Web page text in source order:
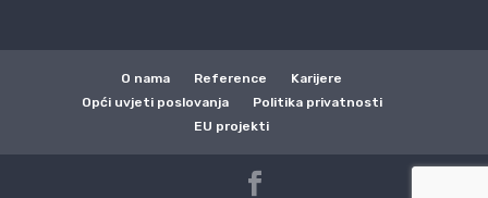
O nama Reference
Karijere
Opći uvjeti poslovanja
Politika privatnosti
EU projekti